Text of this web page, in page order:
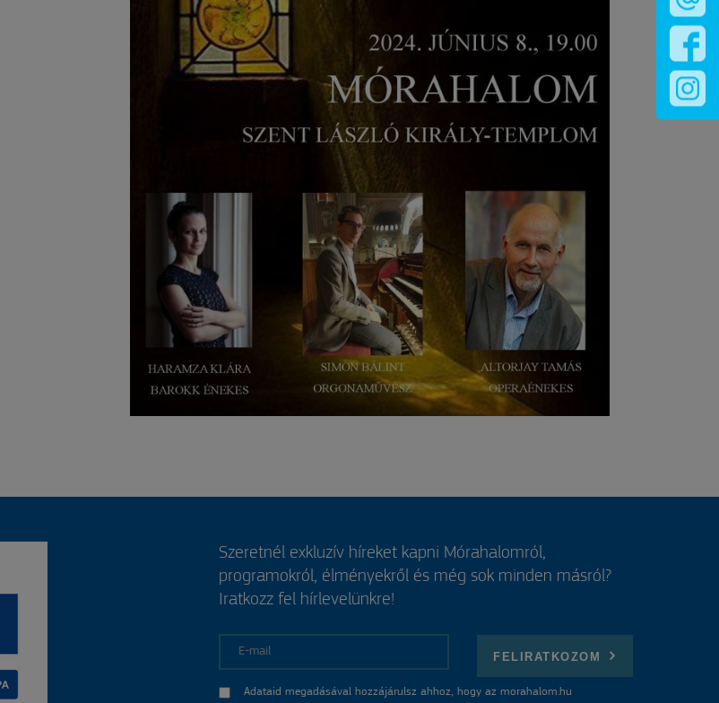
Szeretnél exkluzív híreket kapni Mórahalomról,
programokról, élményekről és még sok minden másról?
Iratkozz fel hírlevelünkre!
FELIRATKOZOM
Adataid megadásával hozzájárulsz ahhoz, hogy az morahalom.hu